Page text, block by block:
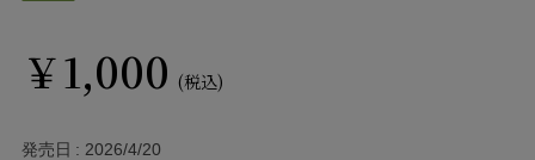
￥1,000 (税込)
発売日 2026/4/20